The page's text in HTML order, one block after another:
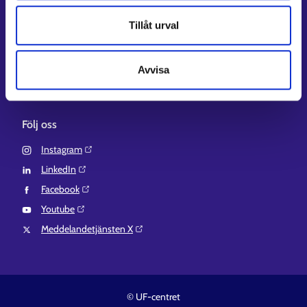
Tillåt urval
Avvisa
Work in Finland⁠
Suomi.fi-fullmakter⁠
Följ oss
Instagram⁠
LinkedIn⁠
Facebook⁠
Youtube⁠
Meddelandetjänsten X⁠
© UF-centret